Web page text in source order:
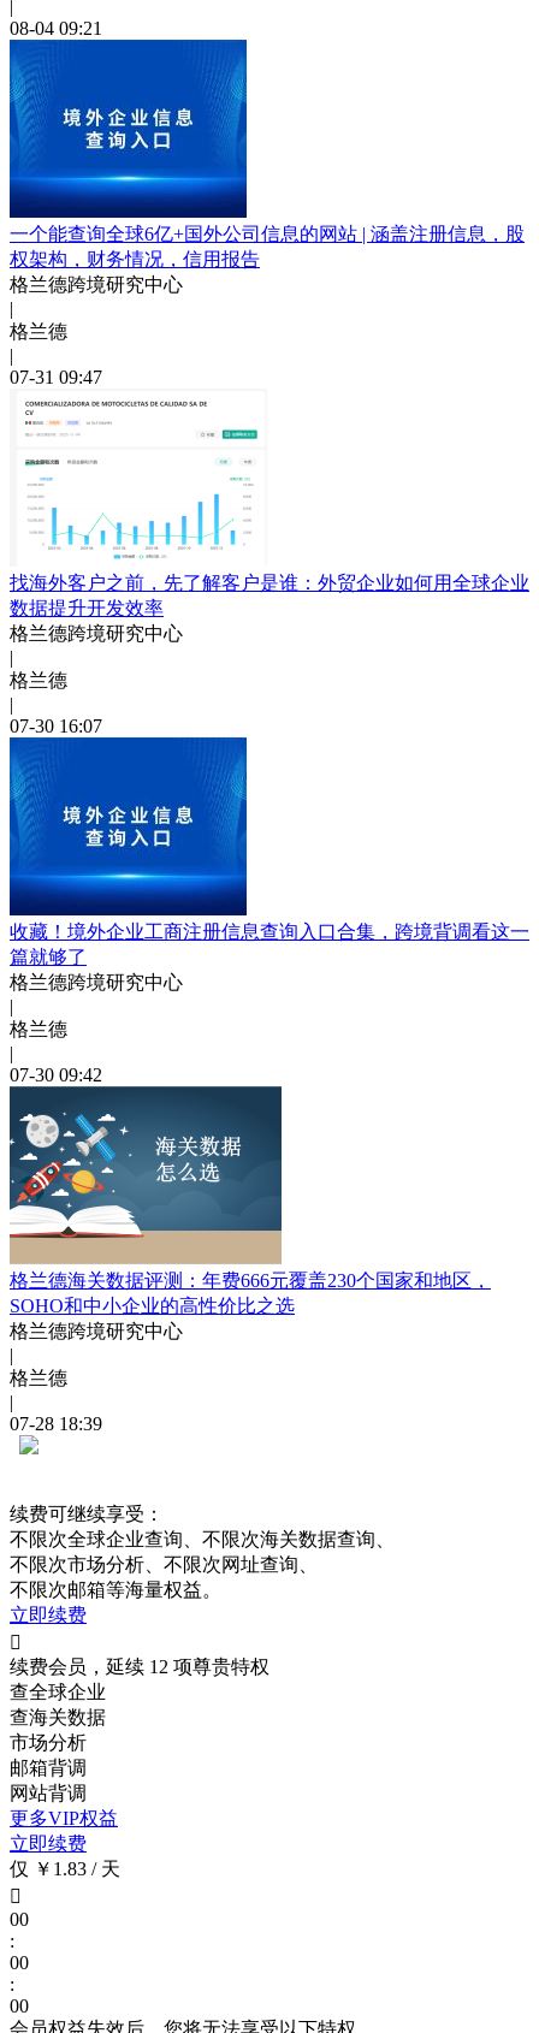
|
08-04 09:21
一个能查询全球6亿+国外公司信息的网站 | 涵盖注册信息，股
权架构，财务情况，信用报告
格兰德跨境研究中心
|
格兰德
|
07-31 09:47
找海外客户之前，先了解客户是谁：外贸企业如何用全球企业
数据提升开发效率
格兰德跨境研究中心
|
格兰德
|
07-30 16:07
收藏！境外企业工商注册信息查询入口合集，跨境背调看这一
篇就够了
格兰德跨境研究中心
|
格兰德
|
07-30 09:42
格兰德海关数据评测：年费666元覆盖230个国家和地区，
SOHO和中小企业的高性价比之选
格兰德跨境研究中心
|
格兰德
|
07-28 18:39
续费可继续享受：
不限次全球企业查询、 不限次海关数据查询、
不限次市场分析、 不限次网址查询、
不限次邮箱等海量权益。
立即续费

续费会员，延续 12 项尊贵特权
查全球企业
查海关数据
市场分析
邮箱背调
网站背调
更多VIP权益
立即续费
仅 ￥1.83 / 天

00
:
00
:
00
会员权益失效后，您将无法享受以下特权